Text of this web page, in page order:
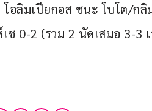
โอลิมเปียกอส ชนะ โบโด/ก
ช 0-2 (รวม 2 นัดเสมอ 3-3